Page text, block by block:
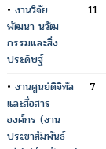
• งานวิจัย
พัฒนา นวัฒ
กรรมและสิ่ง
ประดิษฐ์
11
• งานศูนย์ดิจิทัล
และสื่อสาร
องค์กร (งาน
ประชาสัมพันธ์
7